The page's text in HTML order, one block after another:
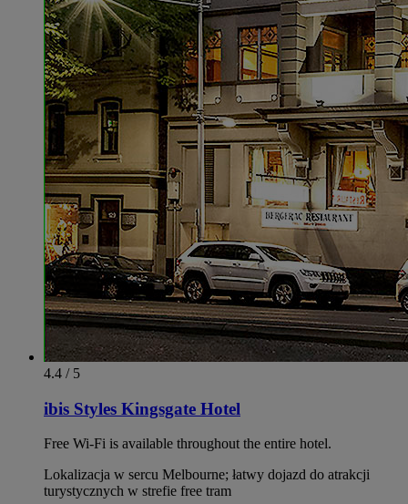
4.4 / 5
ibis Styles Kingsgate Hotel
Free Wi-Fi is available throughout the entire hotel.
Lokalizacja w sercu Melbourne; łatwy dojazd do atrakcji
turystycznych w strefie free tram